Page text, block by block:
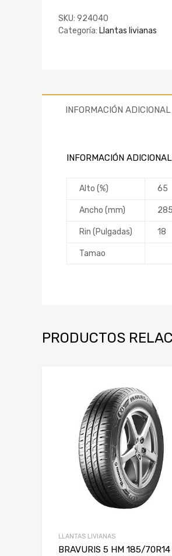
SKU: 924040
Categoría: Llantas livianas
INFORMACIÓN ADICIONAL
INFORMACIÓN ADICIONAL
Alto (%) 65
Ancho (mm) 285
Rin (Pulgadas) 18
Tamao
PRODUCTOS
LLANTAS LIVIANAS
BRAVURIS 5 HM 185/70R14